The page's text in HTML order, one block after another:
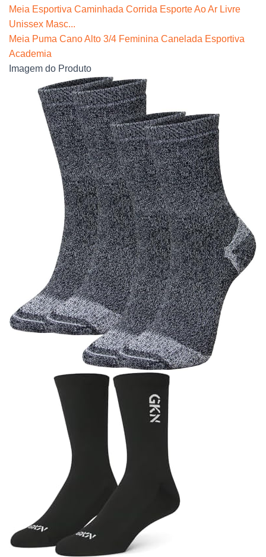
Meia Esportiva Caminhada Corrida Esporte Ao Ar Livre
Unissex Masc...
Meia Puma Cano Alto 3/4 Feminina Canelada Esportiva
Academia
Imagem do Produto